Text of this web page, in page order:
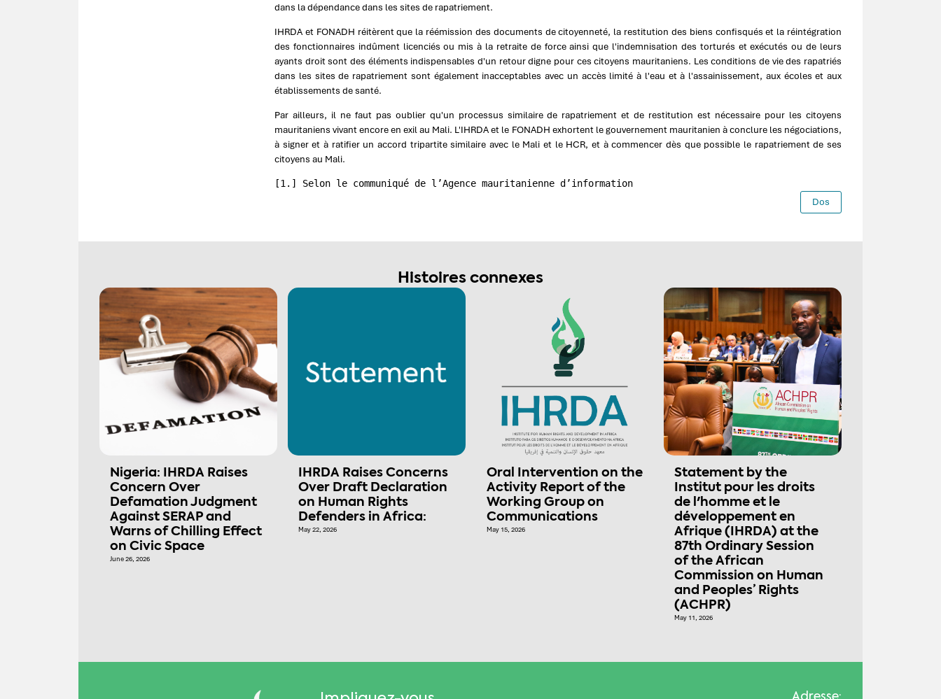
dans la dépendance dans les sites de rapatriement.
IHRDA et FONADH réitèrent que la réémission des documents de citoyenneté, la restitution des biens confisqués et la réintégration
des fonctionnaires indûment licenciés ou mis à la retraite de force ainsi que l'indemnisation des torturés et exécutés ou de leurs
ayants droit sont des éléments indispensables d'un retour digne pour ces citoyens mauritaniens. Les conditions de vie des rapatriés
dans les sites de rapatriement sont également inacceptables avec un accès limité à l'eau et à l'assainissement, aux écoles et aux
établissements de santé.
Par ailleurs, il ne faut pas oublier qu'un processus similaire de rapatriement et de restitution est nécessaire pour les citoyens
mauritaniens vivant encore en exil au Mali. L'IHRDA et le FONADH exhortent le gouvernement mauritanien à conclure les négociations,
à signer et à ratifier un accord tripartite similaire avec le Mali et le HCR, et à commencer dès que possible le rapatriement de ses
citoyens au Mali.
[1.] Selon le communiqué de l’Agence mauritanienne d’information
Dos
Histoires connexes
Nigeria: IHRDA Raises
Concern Over
Defamation Judgment
Against SERAP and
Warns of Chilling Effect
on Civic Space
June 26, 2026
IHRDA Raises Concerns
Over Draft Declaration
on Human Rights
Defenders in Africa:
May 22, 2026
Oral Intervention on the
Activity Report of the
Working Group on
Communications
May 15, 2026
Statement by the
Institut pour les droits
de l'homme et le
développement en
Afrique (IHRDA) at the
87th Ordinary Session
of the African
Commission on Human
and Peoples’ Rights
(ACHPR)
May 11, 2026